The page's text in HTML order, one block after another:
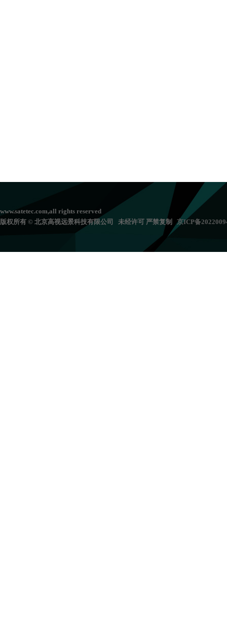
www.satetec.com,all rights reserved
版权所有 © 北京高视远景科技有限公司 未经许可 严禁复制京ICP备